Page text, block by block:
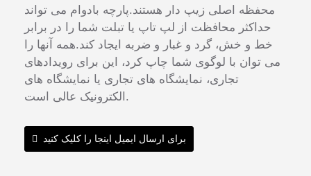
محفظه اصلی زیپ دار هستند.پارچه بادوام می تواند
حداکثر محافظت از لپ تاپ یا تبلت شما را در برابر
خط و خش، گرد و غبار و ضربه ایجاد کند.همه آنها را
می توان با لوگوی شما چاپ کرد، این برای رویدادهای
تجاری، نمایشگاه های تجاری یا نمایشگاه های
الکترونیک عالی است.
برای ارسال ایمیل اینجا را کلیک کنید